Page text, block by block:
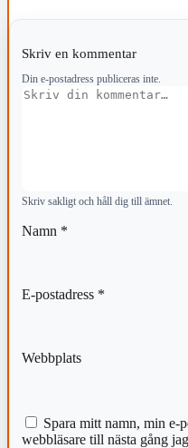
Skriv en kommentar
Din e-postadress publiceras inte.
Kommentar
Skriv sakligt och håll dig till ämnet.
Namn *
E-postadress *
Webbplats
Spara mitt namn, min e-
webbläsare till nästa gång